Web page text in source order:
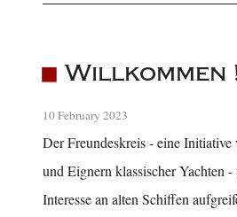
Willkommen
10 February 2023
Der Freundeskreis - eine
und Eignern klassischer Yachten
Interesse an alten Schiffen